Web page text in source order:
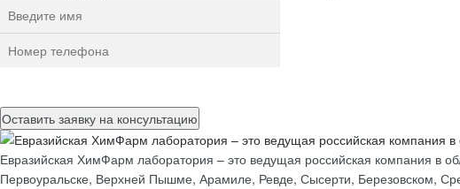
Евразийская ХимФарм лаборатория – это ведущая российская компания в
Первоуральске, Верхней Пышме, Арамиле, Ревде, Сысерти, Березовском,